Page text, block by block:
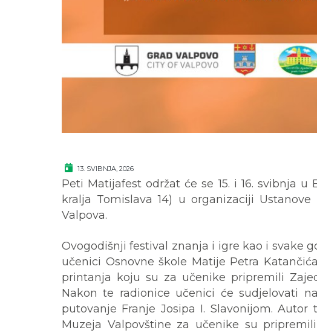
13. SVIBNJA, 2026
Peti Matijafest održat će se 15. i 16. svibnja
kralja Tomislava 14) u organizaciji
Valpova.
Ovogodišnji festival znanja i igre kao i svake
učenici Osnovne škole Matije Petra
printanja koju su za učenike pripremili
Nakon te radionice učenici će sudjelovati
putovanje Franje Josipa I. Slavonijom.
Muzeja Valpovštine za učenike su